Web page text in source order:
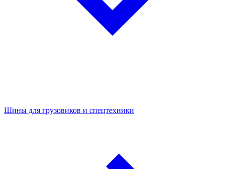
Шины для грузовиков и спецтехники